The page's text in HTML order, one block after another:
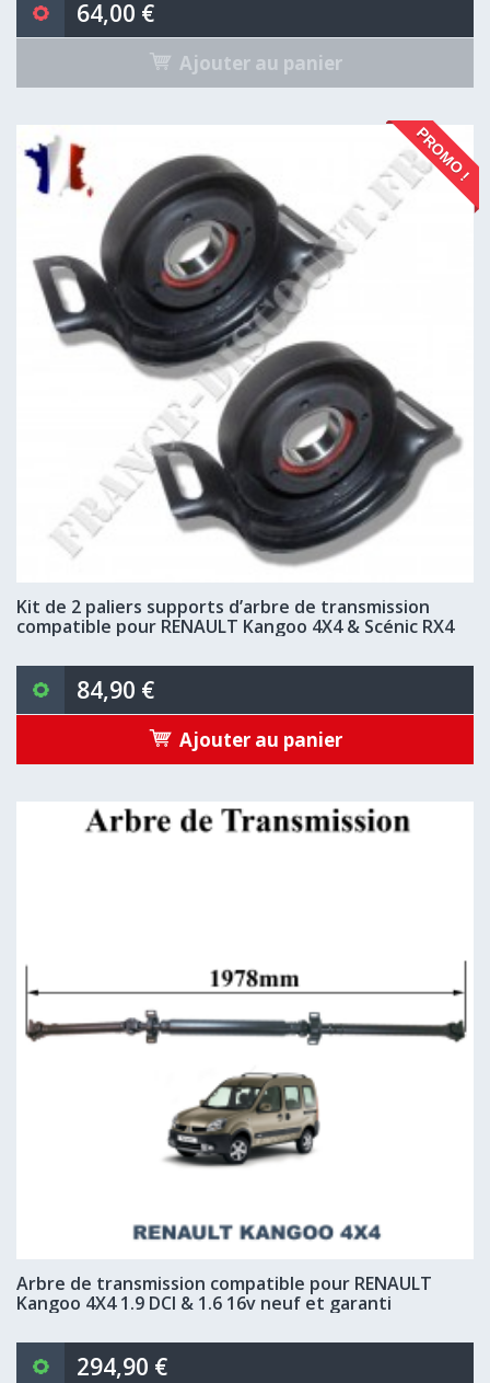
64,00 €
Ajouter au panier
PROMO !
Kit de 2 paliers supports d’arbre de transmission
compatible pour RENAULT Kangoo 4X4 & Scénic RX4
84,90 €
Ajouter au panier
Arbre de transmission compatible pour RENAULT
Kangoo 4X4 1.9 DCI & 1.6 16v neuf et garanti
294,90 €